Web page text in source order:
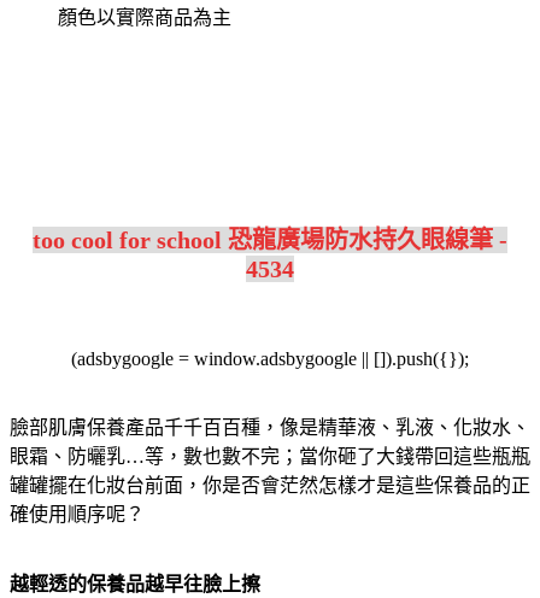
顏色以實際商品為主
too cool for school 恐龍廣場防水持久眼線筆 -
4534
(adsbygoogle = window.adsbygoogle || []).push({});
臉部肌膚保養產品千千百百種，像是精華液、乳液、化妝水、
眼霜、防曬乳…等，數也數不完；當你砸了大錢帶回這些瓶瓶
罐罐擺在化妝台前面，你是否會茫然怎樣才是這些保養品的正
確使用順序呢？
越輕透的保養品越早往臉上擦